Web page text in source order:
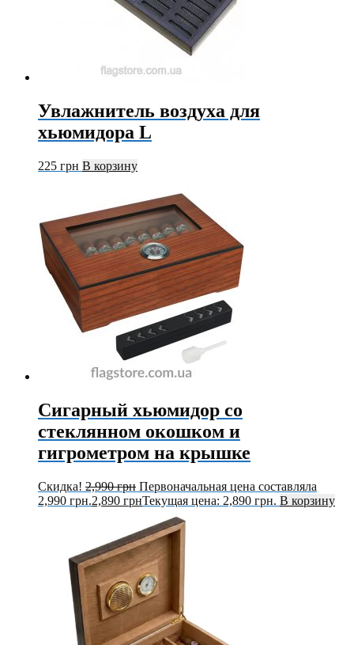
Увлажнитель воздуха для
хьюмидора L
225 грн В корзину
Сигарный хьюмидор со
стеклянном окошком и
гигрометром на крышке
Скидка! 2,990грн Первоначальная цена составляла
2,990 грн.2,890 грнТекущая цена: 2,890 грн. В корзину